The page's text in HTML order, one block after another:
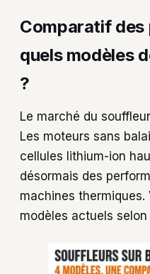
Comparatif
quels modèles
?
Le marché du
Les moteurs sans
cellules lithium-ion
désormais des
machines
modèles actuels